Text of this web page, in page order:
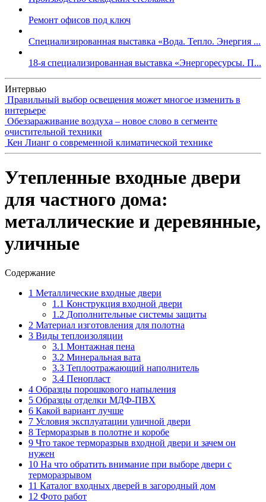
Ремонт офисов под ключ
Специализированная выставка «Вода. Тепло. Энергия ...
18-я специализированная выставка «Энергоресурсы. П...
Интервью
Правильный выбор освещения может многое изменить в
интерьере
Обеззараживание воздуха – новое слово в сегменте
очистительной техники
Кен Лианг о современной климатической технике
Утепленные входные двери
для частного дома:
металлические и деревянные,
уличные
Содержание
1 Металлические входные двери
1.1 Конструкция входной двери
1.2 Дополнительные системы защиты
2 Материал изготовления для полотна
3 Виды теплоизоляции
3.1 Монтажная пена
3.2 Минеральная вата
3.3 Теплоотражающий наполнитель
3.4 Пенопласт
4 Образцы порошкового напыления
5 Образцы отделки МДФ-ПВХ
6 Какой вариант лучше
7 Условия эксплуатации уличной двери
8 Терморазрыв в полотне и коробе
9 Что такое терморазрыв входной двери и зачем он
нужен
10 На что обратить внимание при выборе двери с
терморазрывом
11 Каталог входных дверей в загородный дом
12 Фото работ